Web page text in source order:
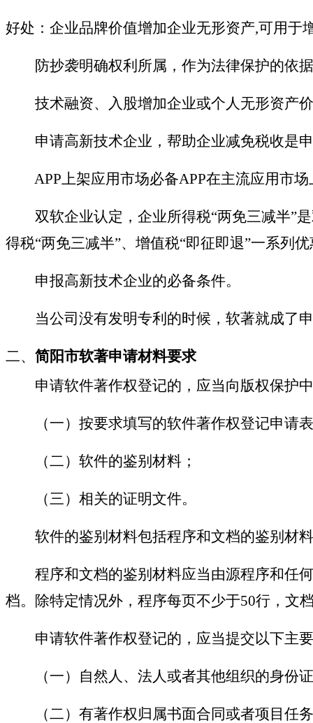
好处：企业品牌价值增加企业无形资产,可用于
防抄袭明确权利所属，作为法律保护的依
技术融资、入股增加企业或个人无形资产
申请高新技术企业，帮助企业减免税收是申
APP上架应用市场必备APP在主流应用市
双软企业认定，企业所得税“两免三减半”
得税“两免三减半”、增值税“即征即退”一系列
申报高新技术企业的必备条件。
当公司没有发明专利的时候，软著就成了申
二、 简阳市软著申请材料要求
申请软件著作权登记的，应当向版权保护
（一）按要求填写的软件著作权登记申请
（二）软件的鉴别材料；
（三）相关的证明文件。
软件的鉴别材料包括程序和文档的鉴别材
程序和文档的鉴别材料应当由源程序和任何
档。除特定情况外，程序每页不少于50行，文
申请软件著作权登记的，应当提交以下主
（一）自然人、法人或者其他组织的身份
（二）有著作权归属书面合同或者项目任务